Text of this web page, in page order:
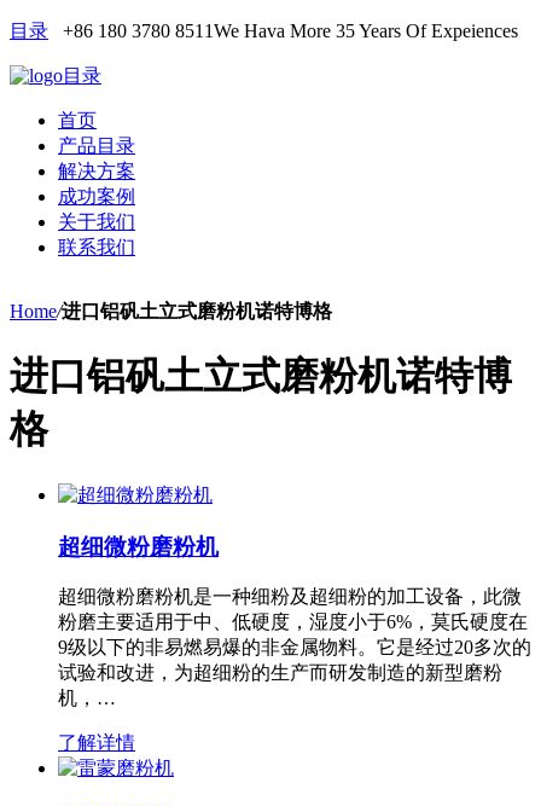
目录 +86 180 3780 8511We Hava More 35 Years Of Expeiences
目录
首页
产品目录
解决方案
成功案例
关于我们
联系我们
Home/进口铝矾土立式磨粉机诺特博格
进口铝矾土立式磨粉机诺特博
格
超细微粉磨粉机
超细微粉磨粉机是一种细粉及超细粉的加工设备，此微
粉磨主要适用于中、低硬度，湿度小于6%，莫氏硬度在
9级以下的非易燃易爆的非金属物料。它是经过20多次的
试验和改进，为超细粉的生产而研发制造的新型磨粉
机，…
了解详情